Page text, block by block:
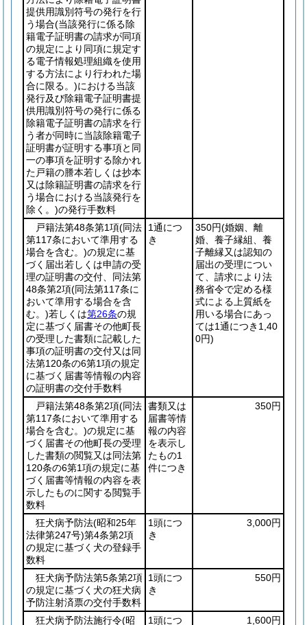
提供用識別符号の発行を行
う場合(当該発行に係る除
籍電子証明書の請求が同項
の規定により同項に規定す
る電子情報処理組織を使用
する方法により行われた場
合に限る。)における当該
発行及び除籍電子証明書提
供用識別符号の発行に係る
除籍電子証明書の請求を行
う者が同時に当該除籍電子
証明書が証明する事項と同
一の事項を証明する除かれ
た戸籍の謄本若しくは抄本
又は除籍証明書の請求を行
う場合における当該発行を
除く。)の発行手数料
戸籍法第48条第1項(同法
第117条において準用する
場合を含む。)の規定に基
づく届出若しくは申請の受
理の証明書の交付、同法第
48条第2項(同法第117条に
おいて準用する場合を含
む。)若しくは第26条の規
定に基づく届書その他町長
の受理した書類に記載した
事項の証明書の交付又は同
法第120条の6第1項の規定
に基づく届書等情報の内容
の証明書の交付手数料
1通につ
き
350円(婚姻、離
婚、養子縁組、養
子離縁又は認知の
届出の受理につい
て、請求により法
務省令で定める様
式による上質紙を
用いる場合にあっ
ては1通につき1,40
0円)
戸籍法第48条第2項(同法
第117条において準用する
場合を含む。)の規定に基
づく届書その他町長の受理
した書類の閲覧又は同法第
120条の6第1項の規定に基
づく届書等情報の内容を表
示したものに関する閲覧手
数料
書類又は
届書等情
報の内容
を表示し
たもの1
件につき
350円
狂犬病予防法(昭和25年
法律第247号)第4条第2項
の規定に基づく犬の登録手
数料
1頭につ
き
3,000円
狂犬病予防法第5条第2項
の規定に基づく犬の狂犬病
予防注射済票の交付手数料
1頭につ
き
550円
狂犬病予防法施行令(昭 1頭につ 1,600円